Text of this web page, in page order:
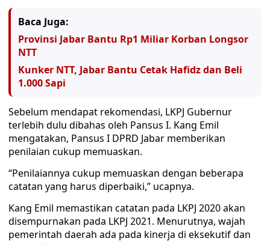
Baca Juga:
Provinsi Jabar Bantu Rp1 Miliar Korban Longsor
NTT
Kunker NTT, Jabar Bantu Cetak Hafidz dan Beli
1.000 Sapi
Sebelum mendapat rekomendasi, LKPJ Gubernur
terlebih dulu dibahas oleh Pansus I. Kang Emil
mengatakan, Pansus I DPRD Jabar memberikan
penilaian cukup memuaskan.
“Penilaiannya cukup memuaskan dengan beberapa
catatan yang harus diperbaiki,” ucapnya.
Kang Emil memastikan catatan pada LKPJ 2020 akan
disempurnakan pada LKPJ 2021. Menurutnya, wajah
pemerintah daerah ada pada kinerja di eksekutif dan